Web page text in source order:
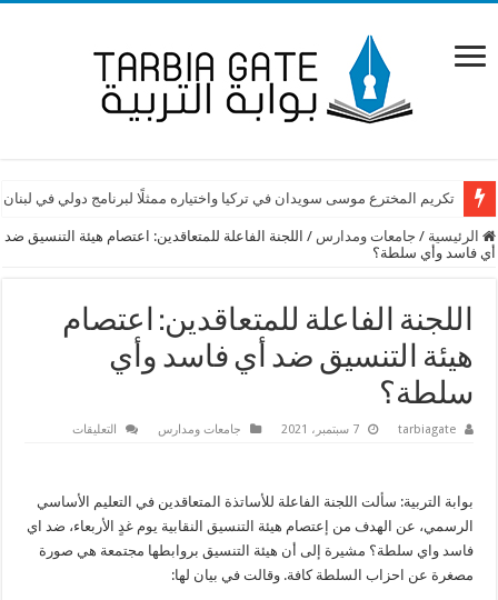
تكريم المخترع موسى سويدان في تركيا واختياره ممثلًا لبرنامج دولي في لبنان
الرئيسية / جامعات ومدارس / اللجنة الفاعلة للمتعاقدين: اعتصام هيئة التنسيق ضد
أي فاسد وأي سلطة؟
اللجنة الفاعلة للمتعاقدين: اعتصام
هيئة التنسيق ضد أي فاسد وأي
سلطة؟
tarbiagate 7 سبتمبر، 2021 جامعات ومدارس التعليقات
هيئة
التنسيق
ضد
فاسد
بوابة التربية: سألت اللجنة الفاعلة للأساتذة المتعاقدين في التعليم الأساسي
الرسمي، عن الهدف من إعتصام هيئة التنسيق النقابية يوم غدٍ الأربعاء، ضد اي
فاسد واي سلطة؟ مشيرة إلى أن هيئة التنسيق بروابطها مجتمعة هي صورة
مصغرة عن احزاب السلطة كافة. وقالت في بيان لها: